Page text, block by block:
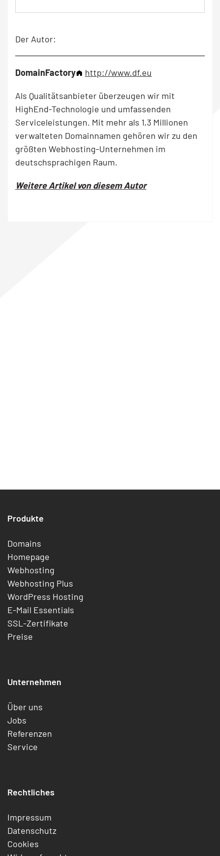
Der Autor:
DomainFactory http://www.df.eu
Als Qualitätsanbieter überzeugen wir mit
HighEnd-Technologie und umfassenden
Serviceleistungen. Mit mehr als 1,3 Millionen
verwalteten Domainnamen gehören wir zu den
größten Webhosting-Unternehmen im
deutschsprachigen Raum.
Weitere Artikel von diesem Autor
Produkte
Domains
Homepage
Webhosting
Webhosting Plus
WordPress Hosting
E-Mail Essentials
SSL-Zertifikate
Preise
Unternehmen
Über uns
Jobs
Referenzen
Service
Rechtliches
Impressum
Datenschutz
Cookies